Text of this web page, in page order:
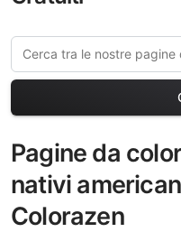
Pagine da
nativi
Colorazen